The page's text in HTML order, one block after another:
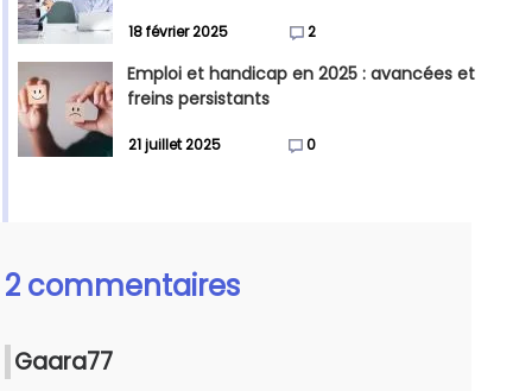
18 février 2025 2
Emploi et handicap en 2025 : avancées et
freins persistants
21 juillet 2025 0
2 commentaires
Gaara77